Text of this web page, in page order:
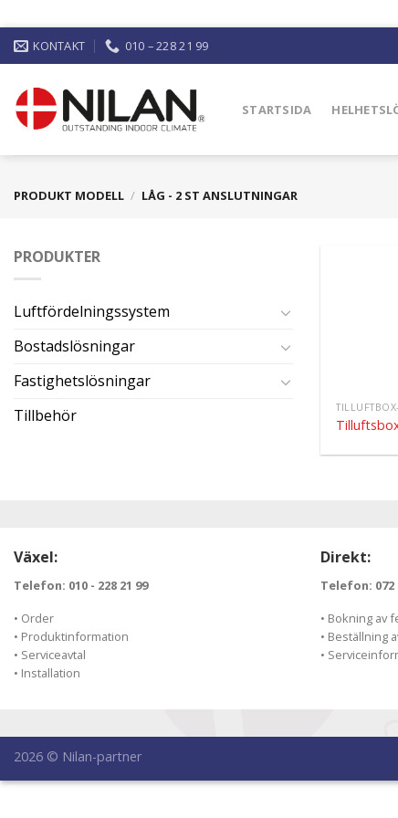
KONTAKT 010 – 228 21 99
STARTSIDA
PRODUKT MODELL / LÅG - 2 ST ANSLUTNINGAR
PRODUKTER
Luftfördelningssystem
Bostadslösningar
Fastighetslösningar
Tillbehör
Växel:
Telefon: 010 - 228 21 99
• Order
• Produktinformation
• Serviceavtal
• Installation
Direkt:
Telefon: 072
• Bokning av
• Beställning
•
2026 © Nilan-partner